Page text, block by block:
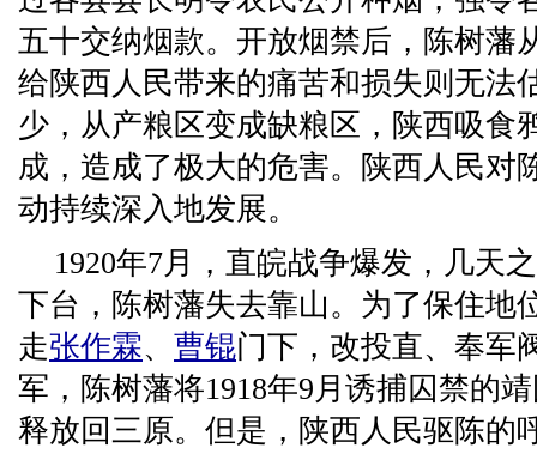
五十交纳烟款。开放烟禁后，陈树藩
给陕西人民带来的痛苦和损失则无法
少，从产粮区变成缺粮区，陕西吸食
成，造成了极大的危害。陕西人民对
动持续深入地发展。
1920年7月，直皖战争爆发，几天
下台，陈树藩失去靠山。为了保住地
走张作霖、 曹锟门下，改投直、奉军
军，陈树藩将1918年9月诱捕囚禁的
释放回三原。但是，陕西人民驱陈的